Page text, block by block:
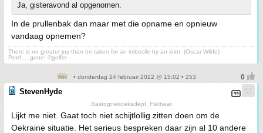
Ja, gisteravond al opgenomen.
In de prullenbak dan maar met die opname en opnieuw
vandaag opnemen?
There is no greater joy than be taken for an imbecile by an idiot. (Oscar Wilde)
Poef.....gone! ©golfer
• donderdag 24 februari 2022 @ 15:02 • 253
StevenHyde
Bastognekoekadept, Flatbeat
Lijkt me niet. Gaat toch niet schijtlollig zitten doen om de
Oekraine situatie. Het serieus bespreken daar zijn al 10 andere